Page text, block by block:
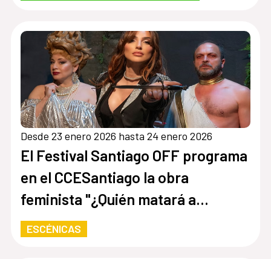
Desde 23 enero 2026 hasta 24 enero 2026
El Festival Santiago OFF programa
en el CCESantiago la obra
feminista "¿Quién matará a
Mesalina?”
ESCÉNICAS